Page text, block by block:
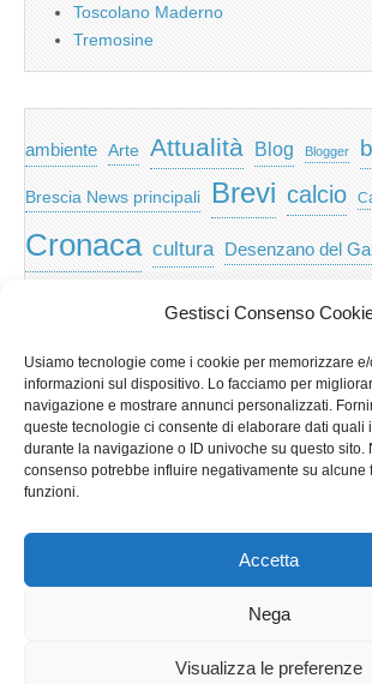
Gestisci Consenso
Usiamo tecnologie come i cookie per memorizzare
informazioni sul dispositivo. Lo facciamo per
navigazione e mostrare annunci personalizzati.
queste tecnologie ci consente di elaborare dati quali
durante la navigazione o ID univoche su questo sito.
consenso potrebbe influire negativamente su alcune
funzioni.
Accetta
Nega
Visualizza le preferenze
Toscolano Maderno
Tremosine
ambiente Arte Attualità Blog Blogger
Brescia News principali Brevi calcio
Cronaca cultura Desenzano del
lago di garda Musica Nera
Notizie dal Garda
Notizie Lombardia
Notizie per categoria Notizie
Regione Lombardia
Sport Storia Territorio turismo
Privacy e cookie: questo sito utilizza i cookie.
Informativa sui cookie